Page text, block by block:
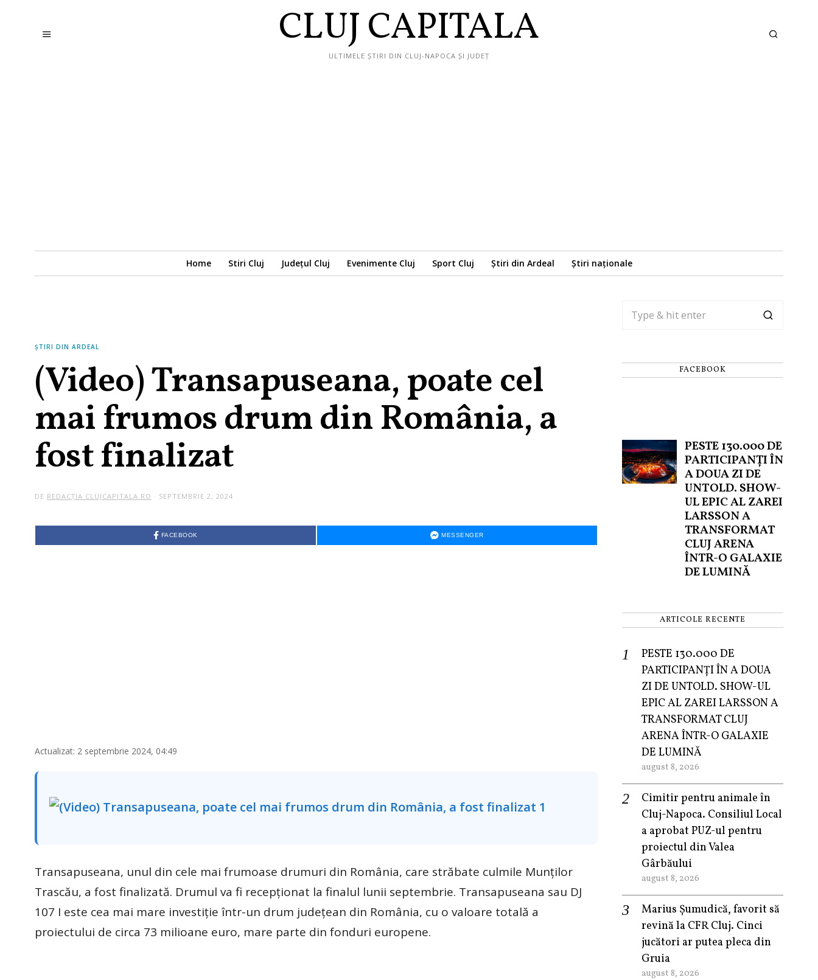
CLUJ CAPITALA
ULTIMELE ȘTIRI DIN CLUJ-NAPOCA ȘI JUDEȚ
Home Stiri Cluj Județul Cluj Evenimente Cluj Sport Cluj Știri din Ardeal Știri naționale
ȘTIRI DIN ARDEAL
(Video) Transapuseana, poate cel
mai frumos drum din România, a
fost finalizat
DE REDACȚIA CLUJCAPITALA.RO SEPTEMBRIE 2, 2024
FACEBOOK MESSENGER
Actualizat: 2 septembrie 2024, 04:49
Transapuseana, unul din cele mai frumoase drumuri din România, care străbate culmile Munților
Trascău, a fost finalizată. Drumul va fi recepționat la finalul lunii septembrie. Transapuseana sau DJ
107 I este cea mai mare investiție într-un drum județean din România, cu o valoare totală a
proiectului de circa 73 milioane euro, mare parte din fonduri europene.
FACEBOOK
PESTE 130.000 DE
PARTICIPANȚI ÎN
A DOUA ZI DE
UNTOLD. SHOW-
UL EPIC AL ZAREI
LARSSON A
TRANSFORMAT
CLUJ ARENA
ÎNTR-O GALAXIE
DE LUMINĂ
ARTICOLE RECENTE
PESTE 130.000 DE
PARTICIPANȚI ÎN A DOUA
ZI DE UNTOLD. SHOW-UL
EPIC AL ZAREI LARSSON A
TRANSFORMAT CLUJ
ARENA ÎNTR-O GALAXIE
DE LUMINĂ
august 8, 2026
Cimitir pentru animale în
Cluj-Napoca. Consiliul Local
a aprobat PUZ-ul pentru
proiectul din Valea
Gârbăului
august 8, 2026
Marius Șumudică, favorit să
revină la CFR Cluj. Cinci
jucători ar putea pleca din
Gruia
august 8, 2026